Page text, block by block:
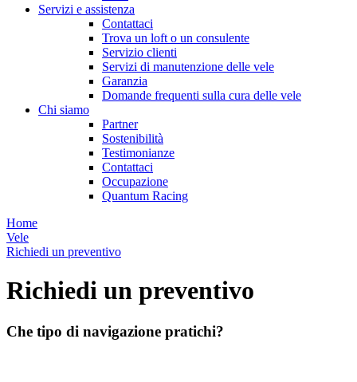
Servizi e assistenza
Contattaci
Trova un loft o un consulente
Servizio clienti
Servizi di manutenzione delle vele
Garanzia
Domande frequenti sulla cura delle vele
Chi siamo
Partner
Sostenibilità
Testimonianze
Contattaci
Occupazione
Quantum Racing
Home
Vele
Richiedi un preventivo
Richiedi un preventivo
Che tipo di navigazione pratichi?